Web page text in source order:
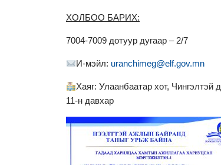
ХОЛБОО БАРИХ:
7004-7009 дотуур дугаар – 2/7
И-мэйл: uranchimeg@elf.gov.mn
Хаяг: Улаанбаатар хот, Чингэлтэй
11-н давхар